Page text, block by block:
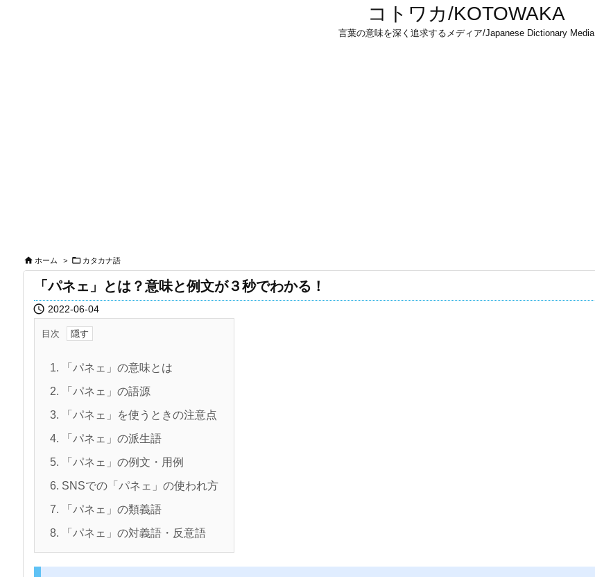
コトワカ/KOTOWAKA
言葉の意味を深く追求するメディア/Japanese Dictionary Media
 ホーム >  カタカナ語
「パネェ」とは？意味と例文が３秒でわかる！
 2022-06-04
目次
1. 「パネェ」の意味とは
2. 「パネェ」の語源
3. 「パネェ」を使うときの注意点
4. 「パネェ」の派生語
5. 「パネェ」の例文・用例
6. SNSでの「パネェ」の使われ方
7. 「パネェ」の類義語
8. 「パネェ」の対義語・反意語